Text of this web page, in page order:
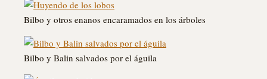
Bilbo y otros enanos encaramados en los árboles
Bilbo y Balin salvados por el águila